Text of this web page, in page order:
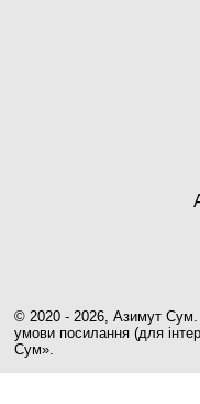
© 2020 - 2026, Азимут Сум.
умови посилання (для
Сум».